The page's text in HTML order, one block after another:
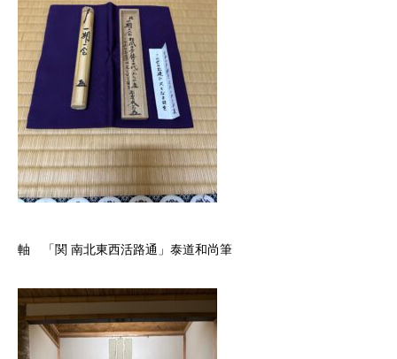
軸 「関 南北東西活路通」泰道和尚筆